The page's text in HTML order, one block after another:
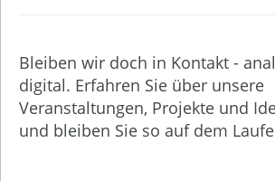
Bleiben wir doch in Kontakt -
digital. Erfahren Sie über unsere
Veranstaltungen, Projekte und
und bleiben Sie so auf dem